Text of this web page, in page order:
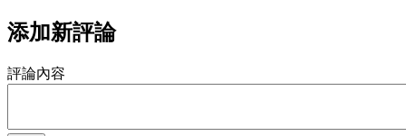
添加新評論
評論內容